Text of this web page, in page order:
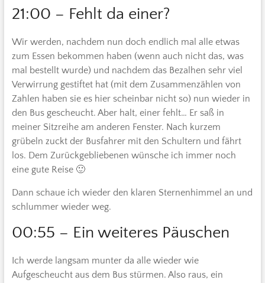
21:00 – Fehlt da einer?
Wir werden, nachdem nun doch endlich mal alle etwas
zum Essen bekommen haben (wenn auch nicht das, was
mal bestellt wurde) und nachdem das Bezalhen sehr viel
Verwirrung gestiftet hat (mit dem Zusammenzählen von
Zahlen haben sie es hier scheinbar nicht so) nun wieder in
den Bus gescheucht. Aber halt, einer fehlt… Er saß in
meiner Sitzreihe am anderen Fenster. Nach kurzem
grübeln zuckt der Busfahrer mit den Schultern und fährt
los. Dem Zurückgebliebenen wünsche ich immer noch
eine gute Reise 🙂
Dann schaue ich wieder den klaren Sternenhimmel an und
schlummer wieder weg.
00:55 – Ein weiteres Päuschen
Ich werde langsam munter da alle wieder wie
Aufgescheucht aus dem Bus stürmen. Also raus, ein